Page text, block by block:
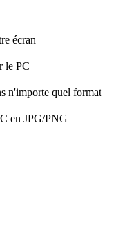
écran
le PC
n'importe quel format
en JPG/PNG